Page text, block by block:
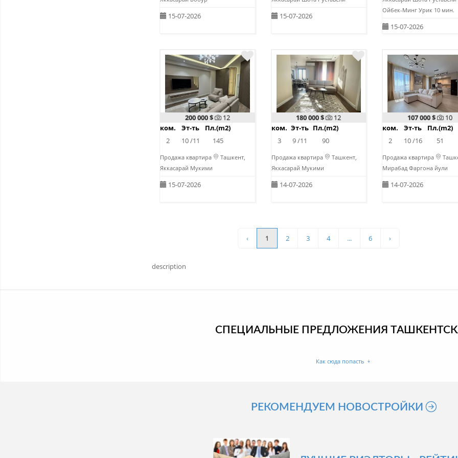
15-07-2026 15-07-2026
Ойбек-Минг Урик 10 мин.
15-07-2026
200 000 $
12
ком.
2
Эт-ть
10 /11
Пл.(m2)
145
Продажа квартира
Ташкент,
Яккасарай Мукими
15-07-2026
180 000 $
12
ком.
3
Эт-ть
9 /11
Пл.(m2)
90
Продажа квартира
Ташкент,
Яккасарай Мукими
14-07-2026
107 000 $
10
ком.
2
Эт-ть
10 /16
Пл.(m2)
51
Продажа квартира
Мирабад Фаргона йули
14-07-2026
‹ 1 2 3 4 ... 6 ›
description
СПЕЦИАЛЬНЫЕ ПРЕДЛОЖЕНИЯ
Как сюда попасть
РЕКОМЕНДУЕМ НОВОСТРОЙКИ